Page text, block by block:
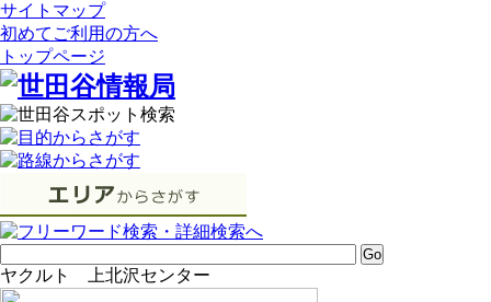
サイトマップ
初めてご利用の方へ
トップページ
ヤクルト 上北沢センター